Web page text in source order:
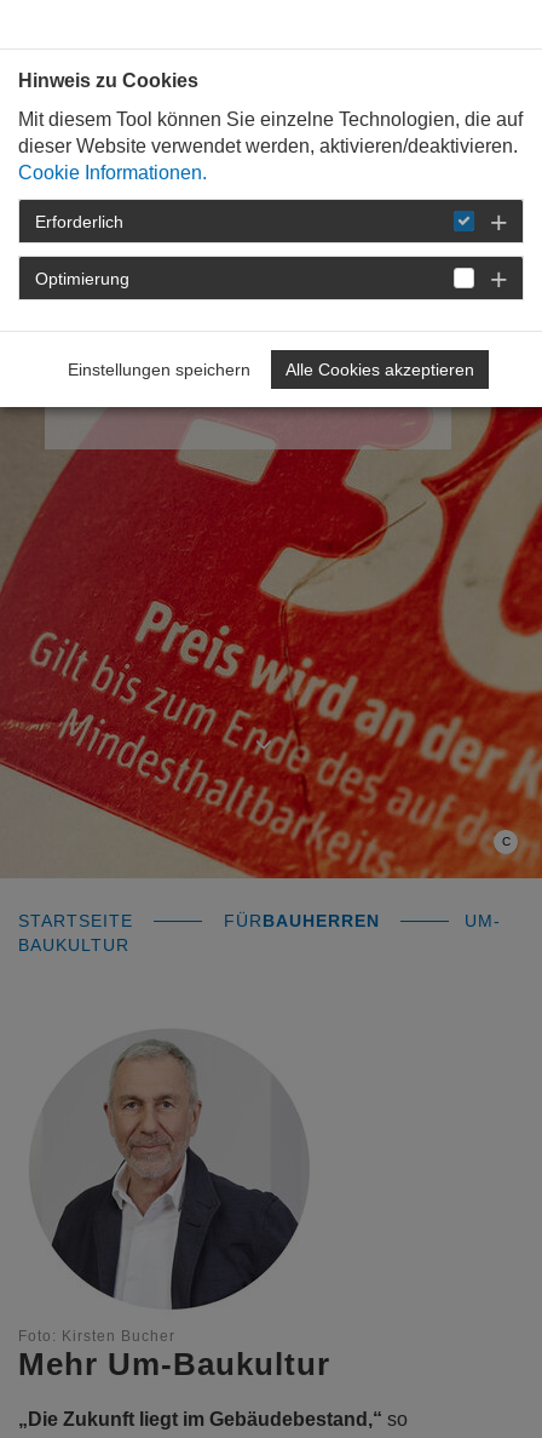
C
Die Zukunft
ist schon gebaut!
Vorhandenes nutzen
ist
nachhaltiger als Neubau
STARTSEITE FÜRBAUHERREN
UM-
BAUKULTUR
Foto: Kirsten Bucher
Mehr Um-Baukultur
„Die Zukunft liegt im Gebäudebestand,“ so
Hinweis zu Cookies
Mit diesem Tool können Sie einzelne Technologien, die auf
dieser Website verwendet werden, aktivieren/deaktivieren.
Cookie Informationen.
Erforderlich
Optimierung
Einstellungen speichern Alle Cookies akzeptieren